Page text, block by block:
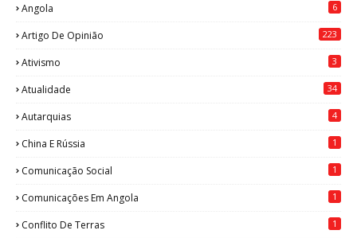
Angola 6
Artigo De Opinião 223
Ativismo 3
Atualidade 34
Autarquias 4
China E Rússia 1
Comunicação Social 1
Comunicações Em Angola 1
Conflito De Terras 1